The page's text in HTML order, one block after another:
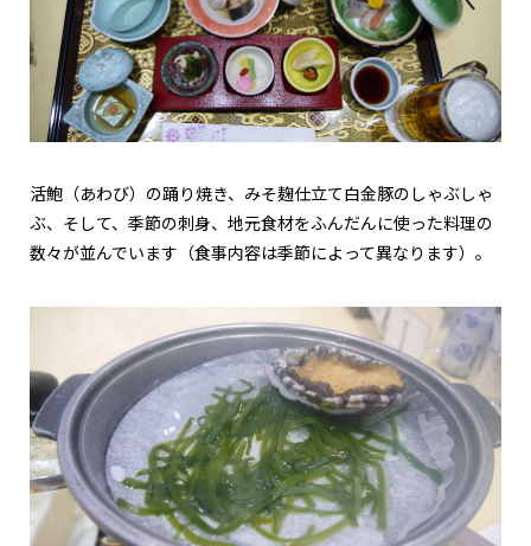
活鮑（あわび）の踊り焼き、みそ麹仕立て白金豚のしゃぶしゃ
ぶ、そして、季節の刺身、地元食材をふんだんに使った料理の
数々が並んでいます（食事内容は季節によって異なります）。